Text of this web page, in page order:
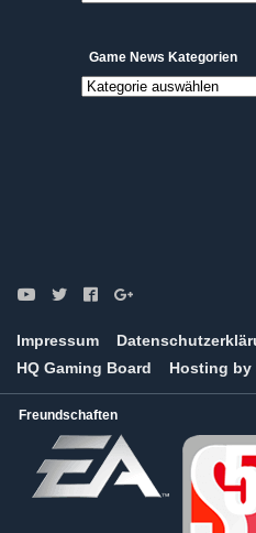
Game News Kategorien
Game
Impressum
HQ Gaming Board
Hosting by
Freundschaften